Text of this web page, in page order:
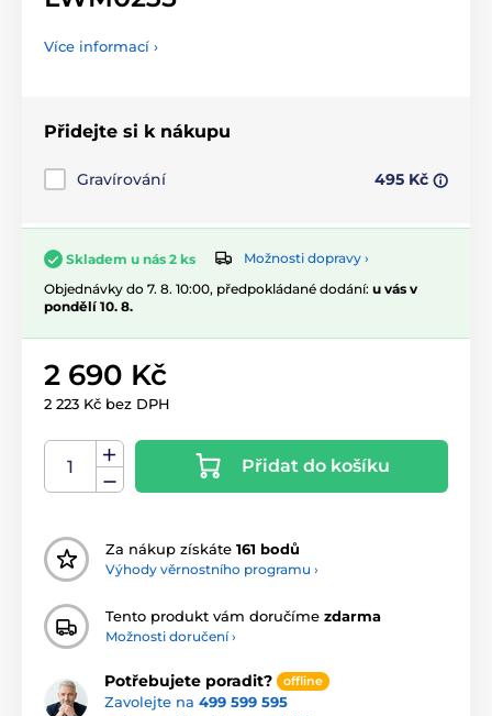
Více informací ›
Přidejte si k nákupu
Gravírování 495 Kč
Skladem u nás 2 ks
Možnosti dopravy ›
Objednávky do 7. 8. 10:00, předpokládané dodání: u vás v
pondělí 10. 8.
2 690 Kč
2 223 Kč bez DPH
Přidat do košíku
Za nákup získáte 161 bodů
Výhody věrnostního programu ›
Tento produkt vám doručíme zdarma
Možnosti doručení ›
Potřebujete poradit? offline
Zavolejte na 499 599 595